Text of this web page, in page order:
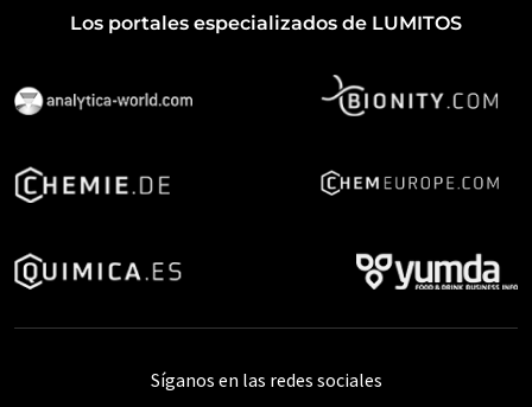
Los portales especializados de LUMITOS
Síganos en las redes sociales